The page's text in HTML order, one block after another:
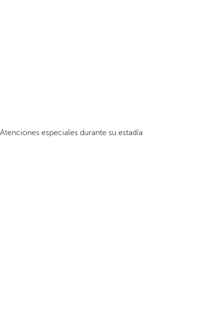
Atenciones especiales durante su estadía